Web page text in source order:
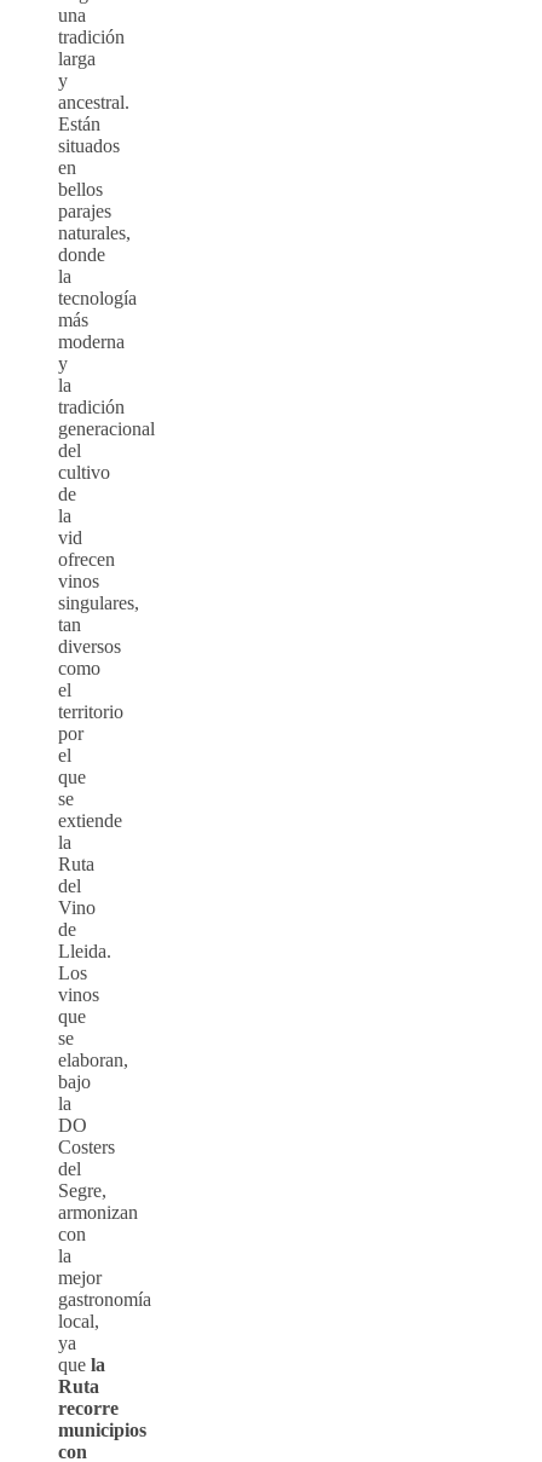
una
tradición
larga
y
ancestral.
Están
situados
en
bellos
parajes
naturales,
donde
la
tecnología
más
moderna
y
la
tradición
generacional
del
cultivo
de
la
vid
ofrecen
vinos
singulares,
tan
diversos
como
el
territorio
por
el
que
se
extiende
la
Ruta
del
Vino
de
Lleida.
Los
vinos
que
se
elaboran,
bajo
la
DO
Costers
del
Segre,
armonizan
con
la
mejor
gastronomía
local,
ya
que la
Ruta
recorre
municipios
con